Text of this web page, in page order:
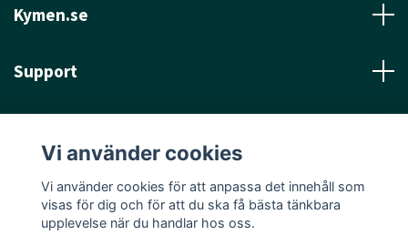
Kymen.se
Support
Sociala medier
Vi använder cookies
Vi använder cookies för att anpassa det innehåll som
visas för dig och för att du ska få bästa tänkbara
upplevelse när du handlar hos oss.